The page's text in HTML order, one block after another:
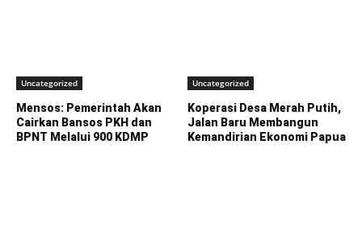
Uncategorized
Mensos: Pemerintah Akan
Cairkan Bansos PKH dan
BPNT Melalui 900 KDMP
Uncategorized
Koperasi Desa Merah Putih,
Jalan Baru Membangun
Kemandirian Ekonomi Papua